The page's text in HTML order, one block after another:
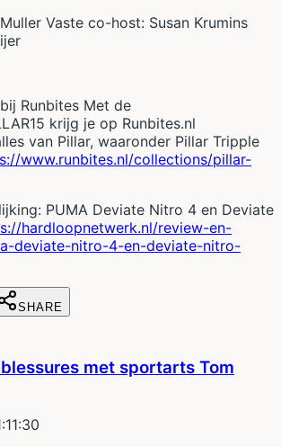
Vaste co-host: Susan Krumins
Runbites Met de
krijg je op Runbites.nl
van Pillar, waaronder Pillar Tripple
www.runbites.nl/collections/pillar-
PUMA Deviate Nitro 4 en Deviate
hardloopnetwerk.nl/review-en-
deviate-nitro-4-en-deviate-nitro-
SHARE
met sportarts Tom